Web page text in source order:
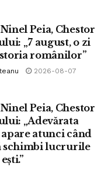
parte a vieții în
și bătrânete,
un armistițiu
și Puterile Centrale
caiacului
olimpice și
Ne-a părăsit pe 5
Peia, Chestor
„7 august, o zi
românilor”
2026-08-07
Peia, Chestor
„Adevărata
atunci când
schimbi lucrurile